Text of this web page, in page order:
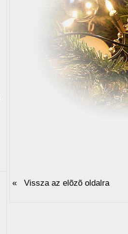
« Vissza az elõzõ oldalra